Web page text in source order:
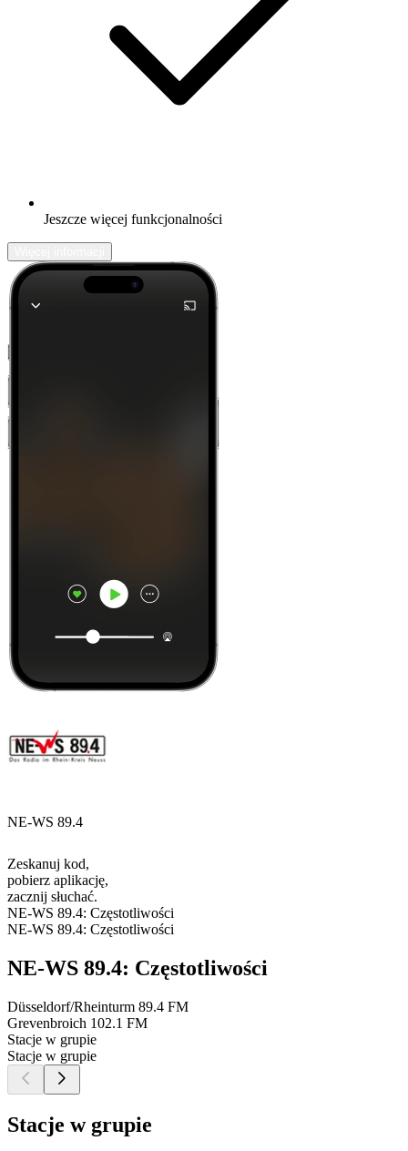
Jeszcze więcej funkcjonalności
NE-WS 89.4
Zeskanuj kod,
pobierz aplikację,
zacznij słuchać.
NE-WS 89.4: Częstotliwości
NE-WS 89.4: Częstotliwości
NE-WS 89.4: Częstotliwości
Düsseldorf/Rheinturm 89.4 FM
Grevenbroich 102.1 FM
Stacje w grupie
Stacje w grupie
Stacje w grupie